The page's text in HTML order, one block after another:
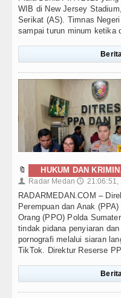
WIB di New Jersey
Serikat (AS). Timnas
sampai turun minum ketika
🔖 HUKUM DAN
👤 Radar Medan 🕔 21:06:51,
RADARMEDAN.COM –
Perempuan dan Anak
Orang (PPO) Polda
tindak pidana penyiaran
pornografi melalui siaran
TikTok. Direktur Reserse